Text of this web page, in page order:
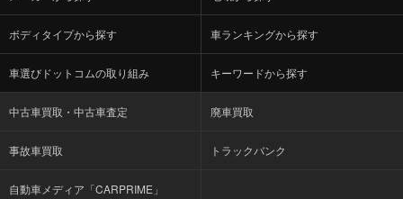
ボディタイプから探す 車ランキングから探す
車選びドットコムの取り組み キーワードから探す
中古車買取・中古車査定 廃車買取
事故車買取 トラックバンク
自動車メディア「CARPRIME」